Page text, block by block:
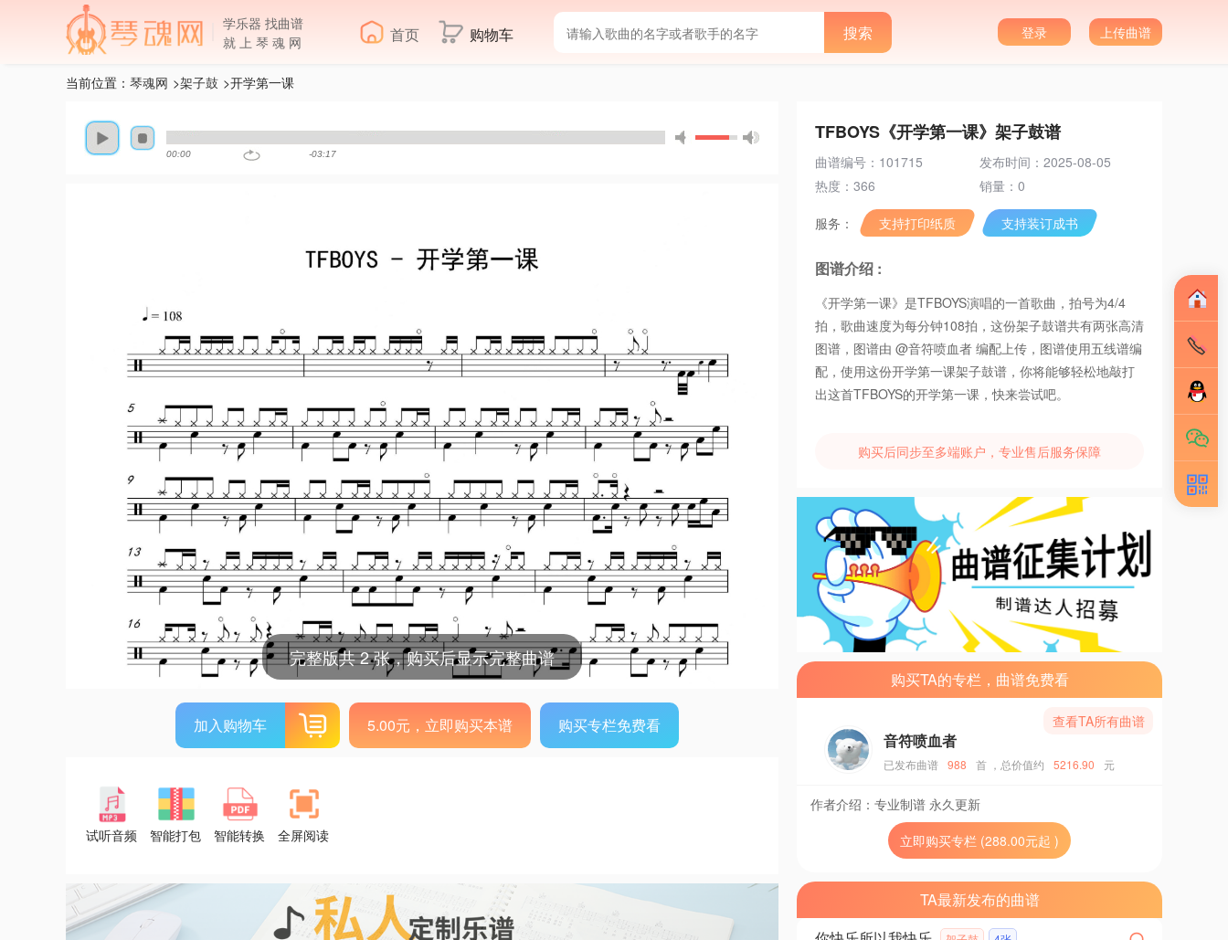
学乐器 找曲谱
就 上 琴 魂 网
首页 购物车 上传曲谱
登录
当前位置： 琴魂网 >架子鼓 >开学第一课
00:00 -03:17
完整版共 2 张，购买后显示完整曲谱
加入购物车 5.00元，立即购买本谱 购买专栏免费看
试听音频 智能打包 智能转换 全屏阅读
TFBOYS《开学第一课》架子鼓谱
曲谱编号：101715
发布时间：2025-08-05
热度：366
销量：0
服务： 支持打印纸质 支持装订成书
图谱介绍 :
《开学第一课》是TFBOYS演唱的一首歌曲，拍号为4/4
拍，歌曲速度为每分钟108拍，这份架子鼓谱共有两张高清
图谱，图谱由 @音符喷血者 编配上传，图谱使用五线谱编
配，使用这份开学第一课架子鼓谱，你将能够轻松地敲打
出这首TFBOYS的开学第一课，快来尝试吧。
购买后同步至多端账户，专业售后服务保障
购买TA的专栏，曲谱免费看
音符喷血者
查看TA所有曲谱
已发布曲谱 988 首 ，总价值约 5216.90 元
作者介绍： 专业制谱 永久更新
立即购买专栏 (288.00元起 )
TA最新发布的曲谱